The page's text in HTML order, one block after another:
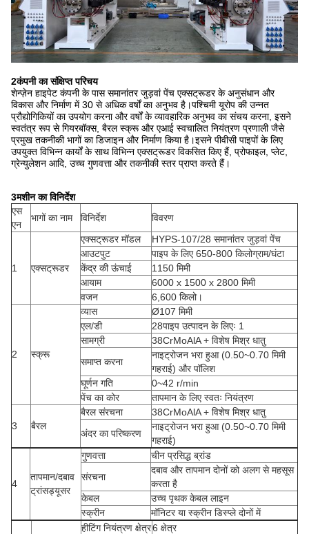
2कंपनी का संक्षिप्त परिचय
शेन्ज़ेन हाइपेट कंपनी के पास समानांतर जुड़वां पेंच एक्सट्रूडर के अनुसंधान और
विकास और निर्माण में 30 से अधिक वर्षों का अनुभव है।पश्चिमी यूरोप की उन्नत
प्रौद्योगिकियों का उपयोग करना और वर्षों के व्यावहारिक अनुभव का संचय करना, इसने
स्वतंत्र रूप से गियरबॉक्स, बैरल स्क्रू और एआई स्वचालित नियंत्रण प्रणाली जैसे
प्रमुख तकनीकी भागों का डिजाइन और निर्माण किया है।इसने पीवीसी पाइपों के लिए
उपयुक्त विभिन्न कार्यों के साथ विभिन्न एक्सट्रूडर विकसित किए हैं, प्रोफाइल, प्लेट,
ग्रेन्युलेशन आदि, उच्च गुणवत्ता और तकनीकी स्तर प्राप्त करते हैं।
3मशीन का विनिर्देश
एस
एन
भागों का नाम विनिर्देश विवरण
1 एक्सट्रूडर
एक्सट्रूडर मॉडल
HYPS-107/28 समानांतर जुड़वां पेंच
आउटपुट
पाइप के लिए 650-800 किलोग्राम/घंटा
केंद्र की ऊंचाई
1150 मिमी
आयाम
6000 x 1500 x 2800 मिमी
वजन
6,600 किलो।
2 स्क्रू
व्यास
Ø107 मिमी
एल/डी
28पाइप उत्पादन के लिएः 1
सामग्री
38CrMoAlA + विशेष मिश्र धातु
समाप्त करना
नाइट्रोजन भरा हुआ (0.50~0.70 मिमी
गहराई) और पॉलिश
घूर्णन गति
0~42 r/min
पेंच का कोर
तापमान के लिए स्वतः नियंत्रण
3 बैरल
बैरल संरचना
38CrMoAlA + विशेष मिश्र धातु
अंदर का परिष्करण
नाइट्रोजन भरा हुआ (0.50~0.70 मिमी
गहराई)
4
तापमान/दबाव
ट्रांसड्यूसर
गुणवत्ता
चीन प्रसिद्ध ब्रांड
संरचना
दबाव और तापमान दोनों को अलग से महसूस
करता है
केबल
उच्च पृथक केबल लाइन
स्क्रीन
मॉनिटर या स्क्रीन डिस्प्ले दोनों में
हीटिंग नियंत्रण क्षेत्र6 क्षेत्र